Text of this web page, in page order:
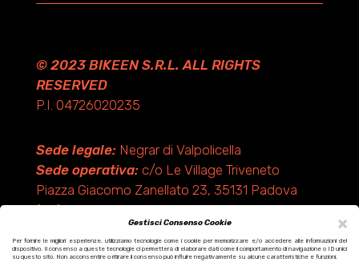
×
Gestisci Consenso Cookie
Per fornire le migliori esperienze, utilizziamo tecnologie come i cookie per memorizzare e/o accedere alle informazioni del
dispositivo. Il consenso a queste tecnologie ci permetterà di elaborare dati come il comportamento di navigazione o ID unici
su questo sito. Non acconsentire o ritirare il consenso può influire negativamente su alcune caratteristiche e funzioni.
© 2023 BIKEEN S.R.L. ALL RIGHTS
RESERVED
P.I. 04726020235
Sede legale:Negrar di Valpolicella
Sede operativa:c/o Le Village Triveneto
Piazza Giacomo Zanellato 23, 35131 Padova
(PD)
Design by KF ADV